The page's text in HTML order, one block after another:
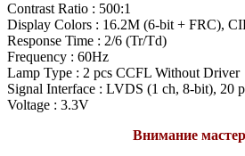
Contrast Ratio : 500:1
Display Colors : 16.2M (6-bit + FRC),
Response Time : 2/6 (Tr/Td)
Frequency : 60Hz
Lamp Type : 2 pcs CCFL Without Driver
Signal Interface : LVDS (1 ch, 8-bit), 20
Voltage : 3.3V
Внимание